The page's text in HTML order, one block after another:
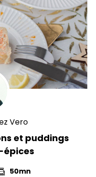
Vero
et puddings
50mn